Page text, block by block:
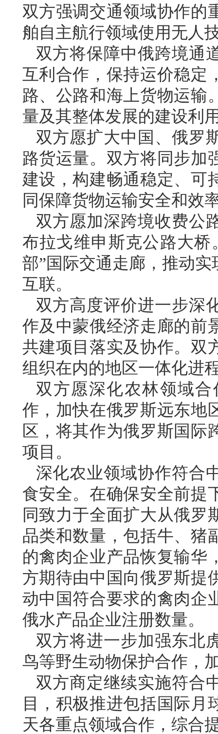
双方强调交通领域协作的
舶自主航行领域使用无人
双方将保障中俄跨境通
互利合作，保持运价稳定
路、公路和海上货物运输
量及其整体发展的建设利
双方愿扩大中国、俄罗
路货运量。双方将同步加
建设，构建畅通稳定、可
同保障货物运输安全和效
双方愿加深跨境收费公
布拉戈维申斯克公路大
部”国际交通走廊，推动
互联。
双方高度评价进一步深
作及中蒙俄经济走廊的前
共建项目落实及协作。双
组织在内的地区一体化进
双方愿深化农林领域
作，加快在俄罗斯远东地
区，将其作为俄罗斯国际
项目。
深化农业领域协作符合
食安全。在确保安全前提
同致力于全面扩大从俄罗
品类和数量，包括牛、猪
的禽肉企业产品恢复输华
方期待由中国向俄罗斯提
动中国符合要求的禽肉企
俄水产品企业注册数量。
双方将进一步加强东北
鸟等野生动物保护合作，
双方商定继续实施符合
目，积极推进包括国际月
天各重点领域合作，综合